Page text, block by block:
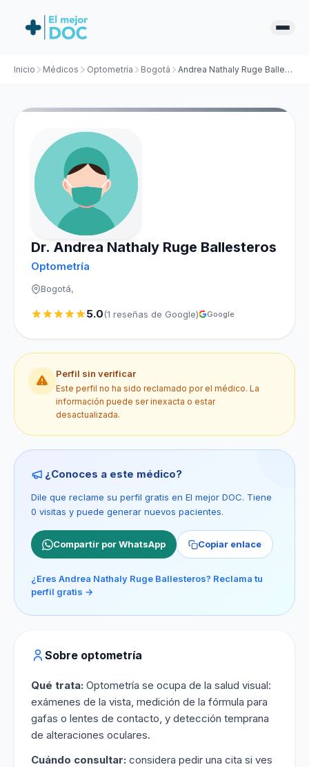
Inicio Médicos Optometría Bogotá Andrea Nathaly Ruge Ballesteros
Dr. Andrea Nathaly Ruge Ballesteros
Optometría
Bogotá,
5.0(1 reseñas de Google) Google
Perfil sin verificar
Este perfil no ha sido reclamado por el médico. La
información puede ser inexacta o estar
desactualizada.
¿Conoces a este médico?
Dile que reclame su perfil gratis en El mejor DOC. Tiene
0 visitas y puede generar nuevos pacientes.
Compartir por WhatsApp Copiar enlace
¿Eres Andrea Nathaly Ruge Ballesteros? Reclama tu
perfil gratis →
Sobre optometría
Qué trata: Optometría se ocupa de la salud visual:
exámenes de la vista, medición de la fórmula para
gafas o lentes de contacto, y detección temprana
de alteraciones oculares.
Cuándo consultar: considera pedir una cita si ves